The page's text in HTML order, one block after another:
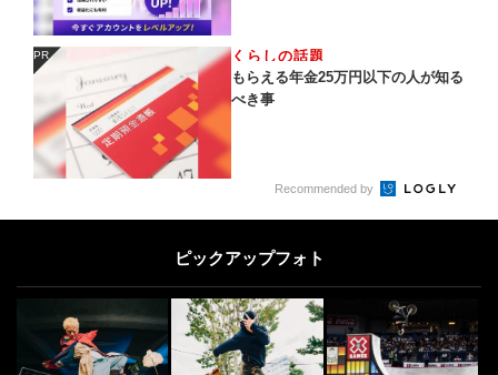
PR くらしの話題
もらえる年金25万円以下の人が知る
べき事
Recommended by
ピックアップフォト